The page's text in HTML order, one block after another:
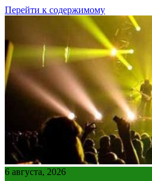
Перейти к содержимому
6 августа, 2026